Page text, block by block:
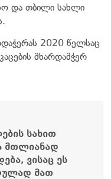
და თბილი სახლი
2020 წელსაც
მხარდამჭერ
სახით
მთლიანად
ვისაც ეს
მათ